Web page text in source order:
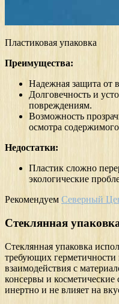
Пластиковая упаковка
Преимущества:
Надежная защита от
Долговечность и
повреждениям.
Возможность
осмотра
Недостатки:
Пластик сложно
экологические
Рекомендуем Северный
Стеклянная
Стеклянная упаковка
требующих герметичности
взаимодействия с
консервы и
инертно и не влияет на